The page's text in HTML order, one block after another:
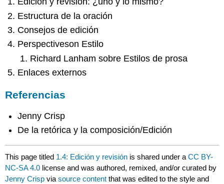
Estructura de la oración
Consejos de edición
Perspectiveson Estilo
Richard Lanham sobre Estilos de prosa
Enlaces externos
Referencias
Jenny Crisp
De la retórica y la composición/Edición
This page titled 1.4: Edición y revisión is shared under aCC BY-
NC-SA 4.0 license and was authored, remixed, and/or curated by
Jenny Crisp viasource content that was edited to the style and